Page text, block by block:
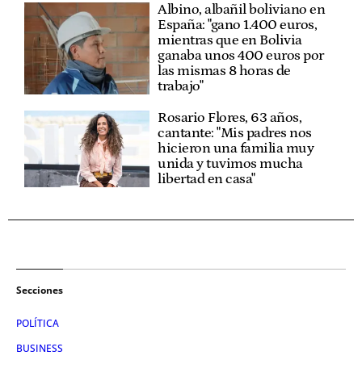
Albino, albañil boliviano en
España: "gano 1.400 euros,
mientras que en Bolivia
ganaba unos 400 euros por
las mismas 8 horas de
trabajo"
Rosario Flores, 63 años,
cantante: "Mis padres nos
hicieron una familia muy
unida y tuvimos mucha
libertad en casa"
Secciones
POLÍTICA
BUSINESS